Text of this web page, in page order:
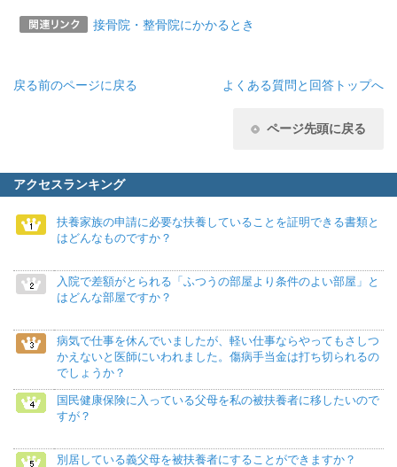
接骨院・整骨院にかかるとき
戻る よくある質問と回答トップへ
前のページに戻る
ページ先頭に戻る
アクセスランキング
扶養家族の申請に必要な扶養していることを証明できる書類と
はどんなものですか？
入院で差額がとられる「ふつうの部屋より条件のよい部屋」と
はどんな部屋ですか？
病気で仕事を休んでいましたが、軽い仕事ならやってもさしつ
かえないと医師にいわれました。傷病手当金は打ち切られるの
でしょうか？
国民健康保険に入っている父母を私の被扶養者に移したいので
すが？
別居している義父母を被扶養者にすることができますか？